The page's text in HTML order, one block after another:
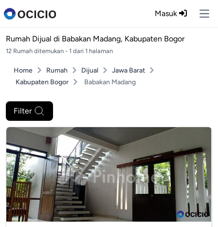
Masuk
Rumah Dijual di Babakan Madang, Kabupaten Bogor
12 Rumah ditemukan - 1 dari 1 halaman
Home Rumah Dijual
Jawa Barat
Kabupaten Bogor
Babakan Madang
Filter